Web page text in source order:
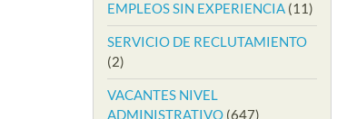
EMPLEOS SIN EXPERIENCIA (11)
SERVICIO DE RECLUTAMIENTO
(2)
VACANTES NIVEL
ADMINISTRATIVO (647)